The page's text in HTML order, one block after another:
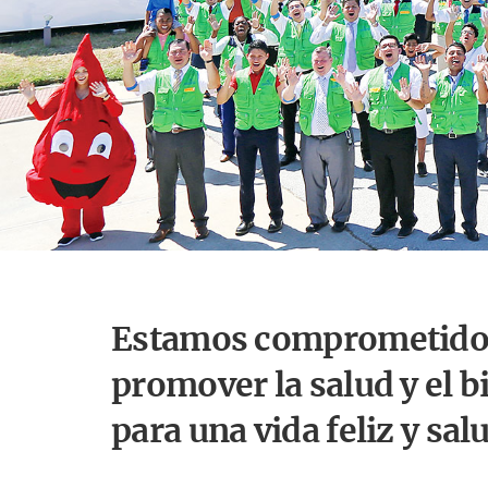
Estamos
promover la salud y el
para una vida feliz y